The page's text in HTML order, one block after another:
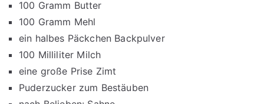
100 Gramm Butter
100 Gramm Mehl
ein halbes Päckchen Backpulver
100 Milliliter Milch
eine große Prise Zimt
Puderzucker zum Bestäuben